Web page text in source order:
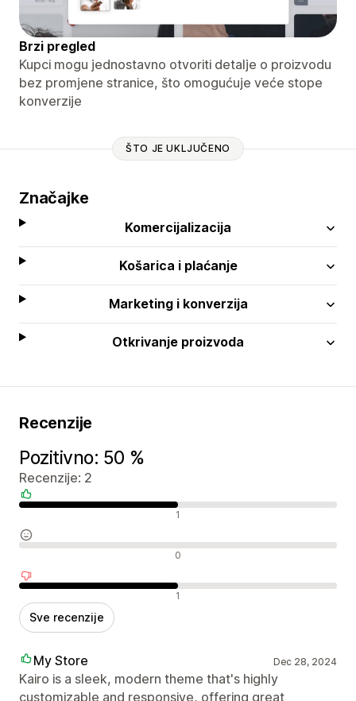
Brzi pregled
Kupci mogu jednostavno otvoriti detalje o proizvodu
bez promjene stranice, što omogućuje veće stope
konverzije
ŠTO JE UKLJUČENO
Značajke
Komercijalizacija
Košarica i plaćanje
Marketing i konverzija
Otkrivanje proizvoda
Recenzije
Pozitivno: 50 %
Recenzije: 2
Pozitivne recenzije 1
Neutralne recenzije 0
Negativne recenzije 1
Sve recenzije
My Store Dec 28, 2024
Kairo is a sleek, modern theme that's highly
customizable and responsive, offering great